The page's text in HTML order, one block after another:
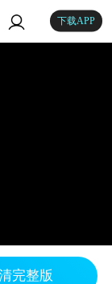
下载APP
完整版